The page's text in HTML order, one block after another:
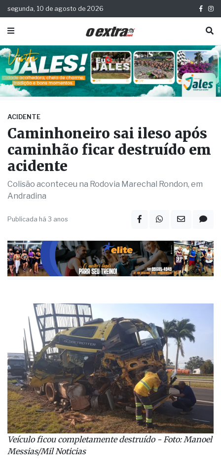
segunda, 10 de agosto de 2026
ACIDENTE
Caminhoneiro sai ileso após
caminhão ficar destruído em
acidente
Colisão aconteceu na Rodovia Marechal Rondon, em
Andradina
Publicada há 3 anos
Veículo ficou completamente destruído - Foto: Manoel
Messias/Mil Noticias